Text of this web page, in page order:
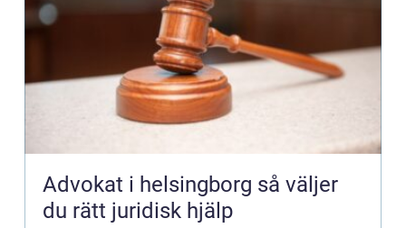
Advokat i helsingborg så väljer
du rätt juridisk hjälp